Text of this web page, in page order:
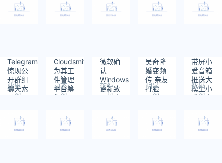
老罗都
吓一跳
Telegram
惊现公
开群组
聊天索
引机器
8.6亿
名用户
的560
业界
阅
573
Cloudsmith
为其工
件管理
平台筹
集了
万美元
动态
阅
396
微软确
认
Windows
更新致
DAC音
障：除
了停用
别无他
软件
阅
吴奇隆
婚变频
传 亲友
打脸
“两人
很”传
将带家
人返台
明星
阅
479
带屏小
爱音箱
推送大
模型小
爱：支
创作 更
聪明了
数码
阅
461